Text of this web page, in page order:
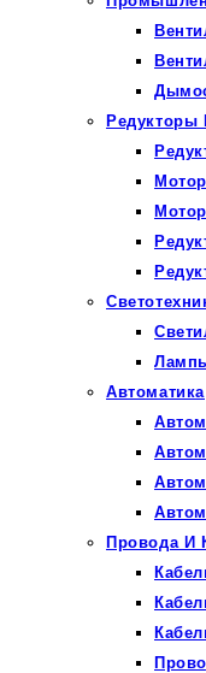
Редукторы
Автоматика
Провода И